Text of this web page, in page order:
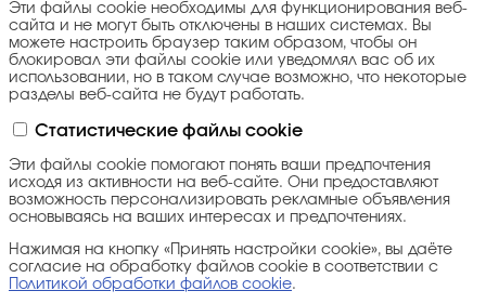
Эти файлы cookie необходимы для функционирования веб-
сайта и не могут быть отключены в наших системах. Вы
можете настроить браузер таким образом, чтобы он
блокировал эти файлы cookie или уведомлял вас об их
использовании, но в таком случае возможно, что некоторые
разделы веб-сайта не будут работать.
Статистические файлы cookie
Эти файлы cookie помогают понять ваши предпочтения
исходя из активности на веб-сайте. Они предоставляют
возможность персонализировать рекламные объявления
основываясь на ваших интересах и предпочтениях.
Нажимая на кнопку «Принять настройки cookie», вы даёте
согласие на обработку файлов cookie в соответствии с
Политикой обработки файлов cookie.